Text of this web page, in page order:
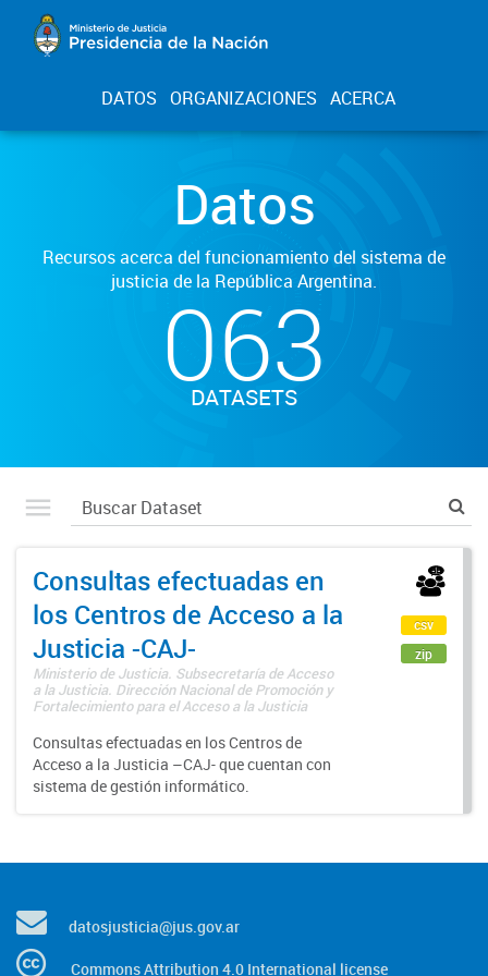
DATOS ORGANIZACIONES ACERCA
Datos
Recursos acerca del funcionamiento del sistema de
justicia de la República Argentina.
063
DATASETS
Consultas efectuadas en
los Centros de Acceso a la
Justicia -CAJ-
Ministerio de Justicia. Subsecretaría de Acceso
a la Justicia. Dirección Nacional de Promoción y
Fortalecimiento para el Acceso a la Justicia
Consultas efectuadas en los Centros de
Acceso a la Justicia –CAJ- que cuentan con
sistema de gestión informático.
csv
zip
datosjusticia@jus.gov.ar
Commons Attribution 4.0 International license